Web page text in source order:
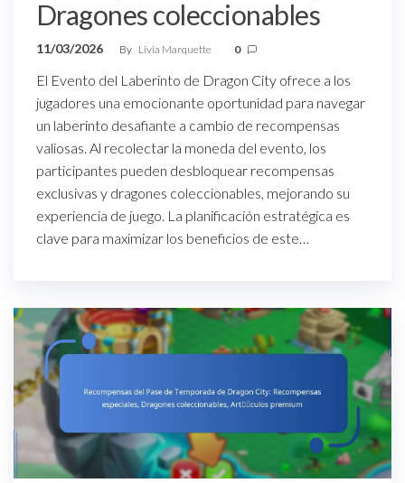
Dragones coleccionables
11/03/2026 By Livia Marquette 0
El Evento del Laberinto de Dragon City ofrece a los
jugadores una emocionante oportunidad para navegar
un laberinto desafiante a cambio de recompensas
valiosas. Al recolectar la moneda del evento, los
participantes pueden desbloquear recompensas
exclusivas y dragones coleccionables, mejorando su
experiencia de juego. La planificación estratégica es
clave para maximizar los beneficios de este…